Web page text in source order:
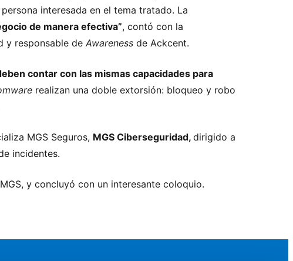
interesada en el tema tratado. La
de manera efectiva”, contó con la
y responsable de Awareness de Ackcent.
contar con las mismas capacidades para
realizan una doble extorsión: bloqueo y robo
MGS Seguros, MGS Ciberseguridad, dirigido a
incidentes.
y concluyó con un interesante coloquio.